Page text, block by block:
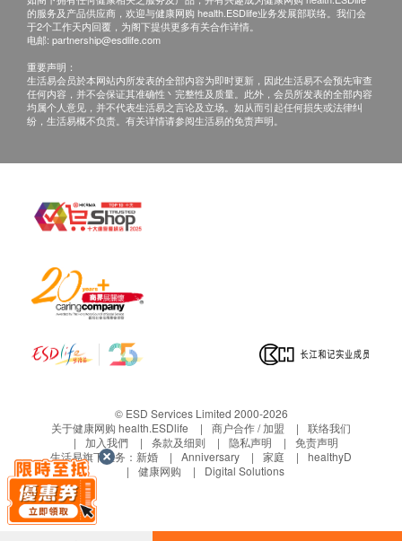
2. 退换产品必须包装完整，如退换之产品有任何残缺
或过期退回，供应商有权不受理。
3. 如有其他损坏或遗漏查询，顾客必须保留有效收据
正本，并于送货后3个工作天内按下列方式联络生活
易客户服务部跟进。
的服务及产品供应商，欢迎与健康网购 health.ESDlife业务发展部联络。我们会
于2个工作天内回覆，为阁下提供更多有关合作详情。
电邮: partnership@esdlife.com
重要声明：
生活易会员於本网站内所发表的全部内容为即时更新，因此生活易不会预先审查
任何内容，并不会保证其准确性丶完整性及质量。此外，会员所发表的全部内容
均属个人意见，并不代表生活易之言论及立场。如从而引起任何损失或法律纠
纷，生活易概不负责。有关详情请参阅生活易的免责声明。
© ESD Services Limited 2000-2026
关于健康网购 health.ESDlife
商户合作 / 加盟
联络我们
加入我們
条款及细则 隐私声明
免责声明
生活易旗下业务： 新婚 Anniversary 家庭
healthyD
健康网购
Digital Solutions